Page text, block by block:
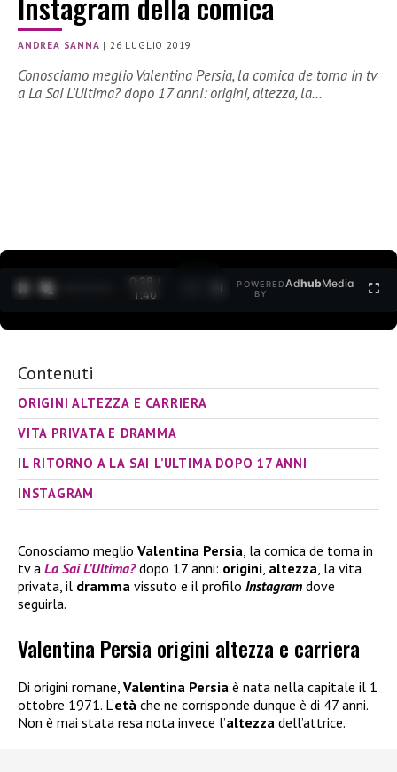
ANDREA SANNA |26 LUGLIO 2019
Conosciamo meglio Valentina Persia, la comica de torna in tv
a La Sai L’Ultima? dopo 17 anni: origini, altezza, la…
0:29 /
1:40
POWERED
BY
AdhubMedia
Contenuti
ORIGINI ALTEZZA E CARRIERA
VITA PRIVATA E DRAMMA
IL RITORNO A LA SAI L’ULTIMA DOPO 17 ANNI
INSTAGRAM
Conosciamo meglio Valentina Persia, la comica de torna in
tv a La Sai L’Ultima?dopo 17 anni: origini, altezza, la vita
privata, il dramma vissuto e il profilo Instagram dove
seguirla.
Valentina Persia origini altezza e carriera
Di origini romane, Valentina Persia è nata nella capitale il 1
ottobre 1971. L’età che ne corrisponde dunque è di 47 anni.
Non è mai stata resa nota invece l’altezza dell’attrice.